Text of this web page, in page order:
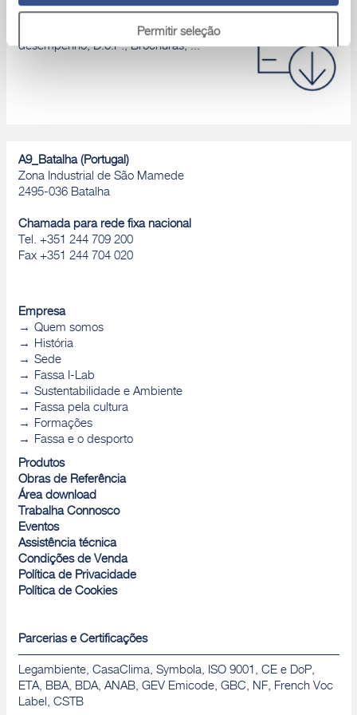
Permitir seleção
Área download
Catálogos de produtos, Declaração de
desempenho, D.o.P., Brochuras, ...
A9_Batalha (Portugal)
Zona Industrial de São Mamede
2495-036 Batalha
Chamada para rede fixa nacional
Tel. +351 244 709 200
Fax +351 244 704 020
Empresa
Quem somos
História
Sede
Fassa I-Lab
Sustentabilidade e Ambiente
Fassa pela cultura
Formações
Fassa e o desporto
Produtos
Obras de Referência
Área download
Trabalha Connosco
Eventos
Assistência técnica
Condições de Venda
Política de Privacidade
Política de Cookies
Parcerias e Certificações
Legambiente, CasaClima, Symbola, ISO 9001, CE e DoP,
ETA, BBA, BDA, ANAB, GEV Emicode, GBC, NF, French Voc
Label, CSTB